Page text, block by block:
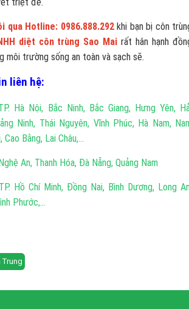
qua Hotline: 0986.888.292khi bạn bị côn
diệt côn trùng Sao Mai rất hân hạnh
môi trường sống an toàn và sạch sẽ.
liên hệ:
Hà Nội, Bắc Ninh, Bắc Giang, Hưng Yên,
Ninh, Thái Nguyên, Vĩnh Phúc, Hà Nam,
Bằng, Lai Châu,...
An, Thanh Hóa, Đà Nẵng, Quảng Nam
TP. Hồ Chí Minh, Đồng Nai, Bình Dương, Long
Phước,...
Trung